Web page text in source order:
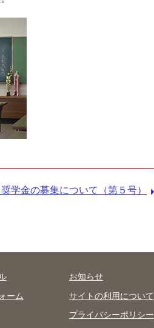
奨学金の募集について（第５号）
ーム
お知らせ
サイトの利用について
プライバシーポリシー